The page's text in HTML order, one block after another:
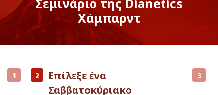
Σεμινάριο της Dianetics
Χάμπαρντ
1 2
Επίλεξε ένα
Σαββατοκύριακο
3